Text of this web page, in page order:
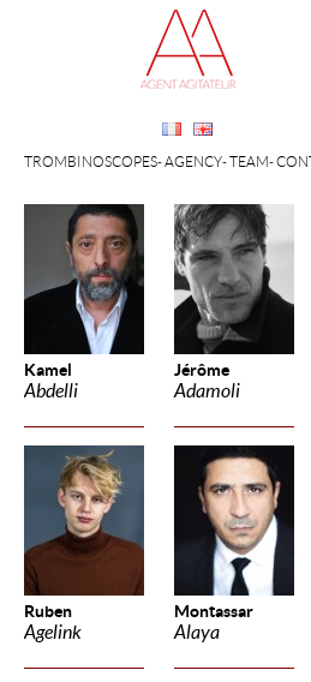
Kamel
Abdelli
Jérôme
Adamoli
Ruben
Agelink
Montassar
Alaya
TROMBINOSCOPES AGENCY TEAM